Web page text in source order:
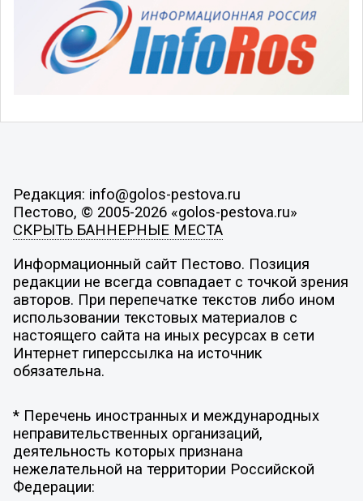
Редакция: info@golos-pestova.ru
Пестово, © 2005-2026 «golos-pestova.ru»
СКРЫТЬ БАННЕРНЫЕ МЕСТА
Информационный сайт Пестово. Позиция
редакции не всегда совпадает с точкой зрения
авторов. При перепечатке текстов либо ином
использовании текстовых материалов с
настоящего сайта на иных ресурсах в сети
Интернет гиперссылка на источник
обязательна.
* Перечень иностранных и международных
неправительственных организаций,
деятельность которых признана
нежелательной на территории Российской
Федерации: